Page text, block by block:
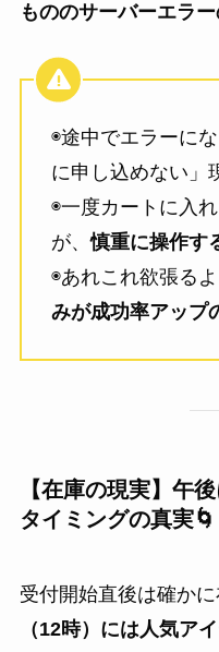
もののサーバーエラ
◉途中でエラーに
に申し込めない」
◉一度カートに入
が、慎重に操作す
◉あれこれ欲張るよ
みが成功率アップ
【在庫の現実】午
タイミングの真実🌀
受付開始直後は確かに
（12時）には人気ア